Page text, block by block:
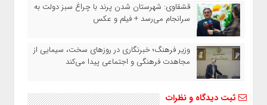
قشقاوی: شهرستان شدن پرند با چراغ سبز دولت به
سرانجام می‌رسد + فیلم و عکس
وزیر فرهنگ؛ خبرنگاری در روزهای سخت، سیمایی از
مجاهدت فرهنگی و اجتماعی پیدا می‌کند
ثبت دیدگاه و نظرات